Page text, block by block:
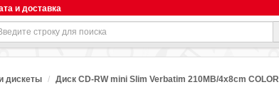
и доставка
дискеты Диск CD-RW mini Slim Verbatim 210MB/4х8cm COLOR